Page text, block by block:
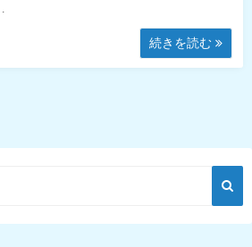
続きを読む